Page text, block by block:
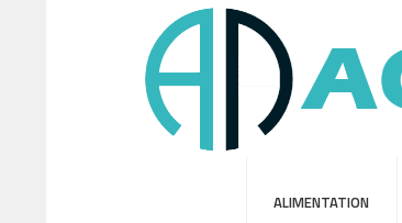
ALIMENTATION